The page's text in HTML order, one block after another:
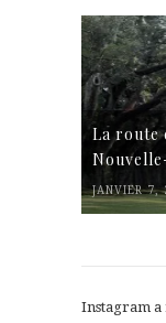
La route
JANVIER 7,
Instagram a